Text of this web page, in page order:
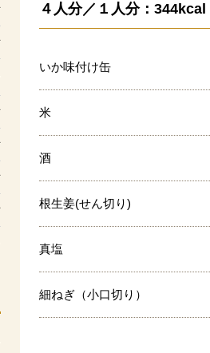
４人分／１人分：
いか味付け缶
米
酒
根生姜(せん切り)
真塩
細ねぎ（小口切り）